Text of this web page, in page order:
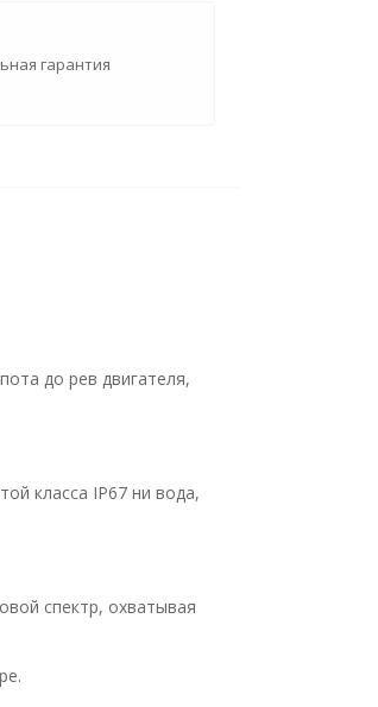
гарантия
до рев двигателя,
класса IP67 ни вода,
спектр, охватывая